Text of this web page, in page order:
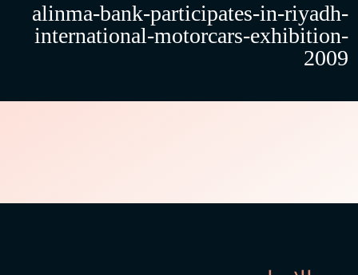
alinma-bank-participates-in-riyadh-
international-motorcars-exhibition-
2009